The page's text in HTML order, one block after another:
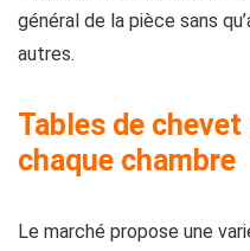
général de la pièce sans
autres.
Tables de
chaque chambre
Le marché propose une